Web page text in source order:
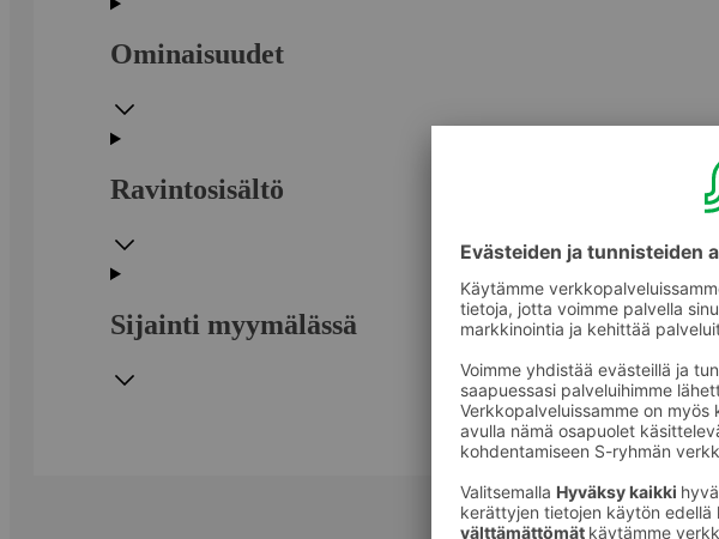
Ominaisuudet
Ravintosisältö
Sijainti myymälässä